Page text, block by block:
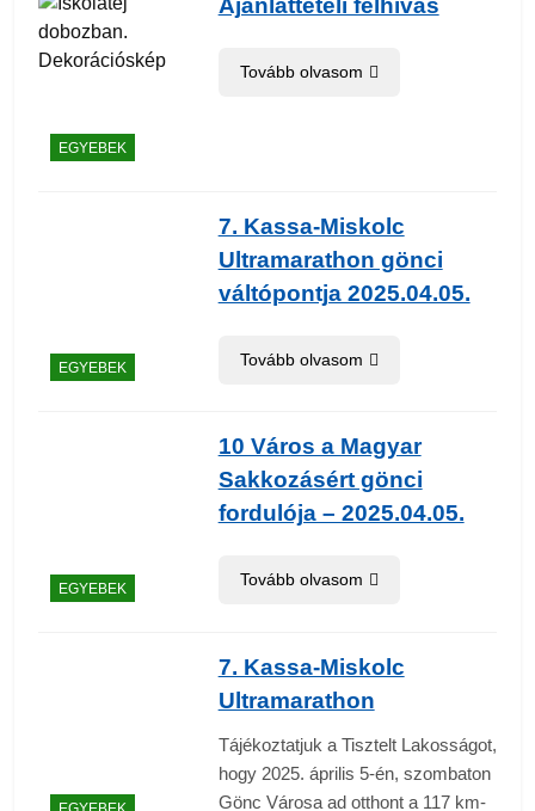
EGYEBEK
Ajánlattételi felhívás
Tovább olvasom
EGYEBEK
7. Kassa-Miskolc
Ultramarathon gönci
váltópontja 2025.04.05.
Tovább olvasom
EGYEBEK
10 Város a Magyar
Sakkozásért gönci
fordulója – 2025.04.05.
Tovább olvasom
7. Kassa-Miskolc
Ultramarathon
Tájékoztatjuk a Tisztelt Lakosságot,
hogy 2025. április 5-én, szombaton
Gönc Városa ad otthont a 117 km-